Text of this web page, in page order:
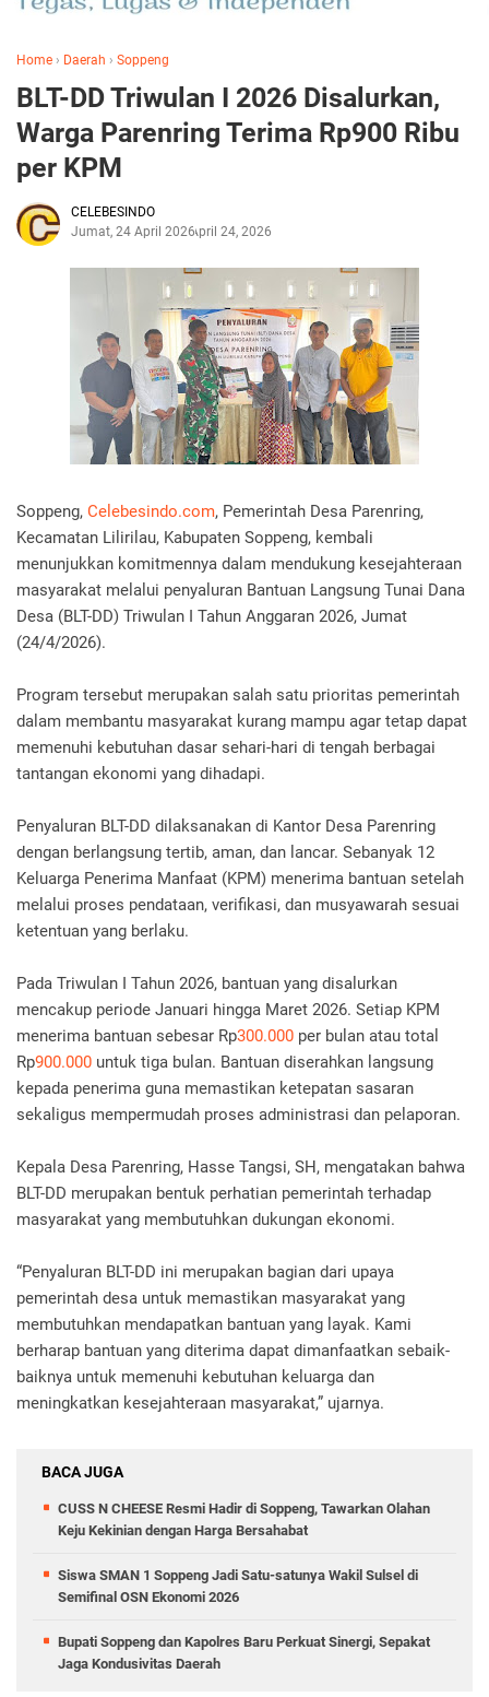
Home › Daerah › Soppeng
BLT-DD Triwulan I 2026 Disalurkan,
Warga Parenring Terima Rp900 Ribu
per KPM
CELEBESINDO
Jumat, 24 April 2026April 24, 2026
Soppeng, Celebesindo.com, Pemerintah Desa Parenring,
Kecamatan Lilirilau, Kabupaten Soppeng, kembali
menunjukkan komitmennya dalam mendukung kesejahteraan
masyarakat melalui penyaluran Bantuan Langsung Tunai Dana
Desa (BLT-DD) Triwulan I Tahun Anggaran 2026, Jumat
(24/4/2026).
Program tersebut merupakan salah satu prioritas pemerintah
dalam membantu masyarakat kurang mampu agar tetap dapat
memenuhi kebutuhan dasar sehari-hari di tengah berbagai
tantangan ekonomi yang dihadapi.
Penyaluran BLT-DD dilaksanakan di Kantor Desa Parenring
dengan berlangsung tertib, aman, dan lancar. Sebanyak 12
Keluarga Penerima Manfaat (KPM) menerima bantuan setelah
melalui proses pendataan, verifikasi, dan musyawarah sesuai
ketentuan yang berlaku.
Pada Triwulan I Tahun 2026, bantuan yang disalurkan
mencakup periode Januari hingga Maret 2026. Setiap KPM
menerima bantuan sebesar Rp300.000 per bulan atau total
Rp900.000 untuk tiga bulan. Bantuan diserahkan langsung
kepada penerima guna memastikan ketepatan sasaran
sekaligus mempermudah proses administrasi dan pelaporan.
Kepala Desa Parenring, Hasse Tangsi, SH, mengatakan bahwa
BLT-DD merupakan bentuk perhatian pemerintah terhadap
masyarakat yang membutuhkan dukungan ekonomi.
“Penyaluran BLT-DD ini merupakan bagian dari upaya
pemerintah desa untuk memastikan masyarakat yang
membutuhkan mendapatkan bantuan yang layak. Kami
berharap bantuan yang diterima dapat dimanfaatkan sebaik-
baiknya untuk memenuhi kebutuhan keluarga dan
meningkatkan kesejahteraan masyarakat,” ujarnya.
BACA JUGA
CUSS N CHEESE Resmi Hadir di Soppeng, Tawarkan Olahan
Keju Kekinian dengan Harga Bersahabat
Siswa SMAN 1 Soppeng Jadi Satu-satunya Wakil Sulsel di
Semifinal OSN Ekonomi 2026
Bupati Soppeng dan Kapolres Baru Perkuat Sinergi, Sepakat
Jaga Kondusivitas Daerah